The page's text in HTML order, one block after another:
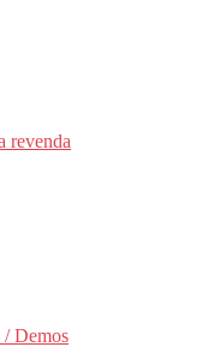
revenda
/ Demos